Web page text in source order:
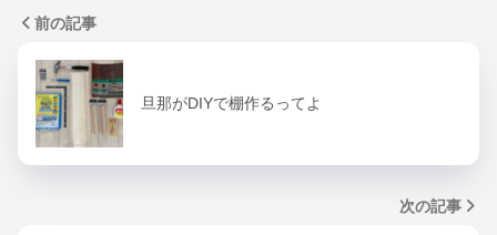
前の記事
旦那がDIYで棚作るってよ
次の記事